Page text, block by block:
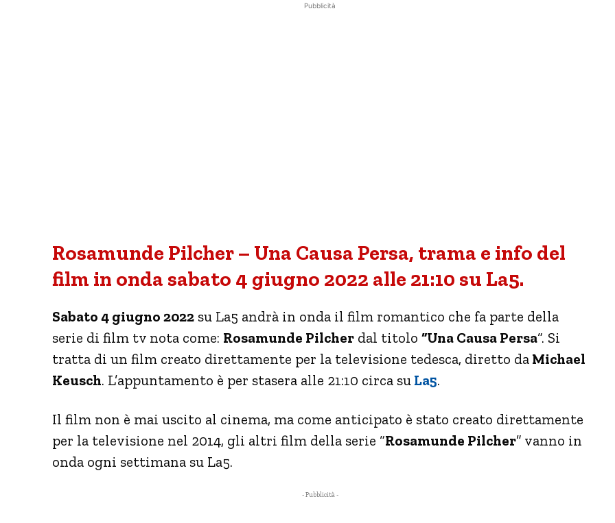
Pubblicità
Rosamunde Pilcher – Una Causa Persa, trama e info del
film in onda sabato 4 giugno 2022 alle 21:10 su La5.
Sabato 4 giugno 2022 su La5 andrà in onda il film romantico che fa parte della
serie di film tv nota come: Rosamunde Pilcher dal titolo “Una Causa Persa“. Si
tratta di un film creato direttamente per la televisione tedesca, diretto da Michael
Keusch. L’appuntamento è per stasera alle 21:10 circa su La5.
Il film non è mai uscito al cinema, ma come anticipato è stato creato direttamente
per la televisione nel 2014, gli altri film della serie “Rosamunde Pilcher” vanno in
onda ogni settimana su La5.
- Pubblicità -